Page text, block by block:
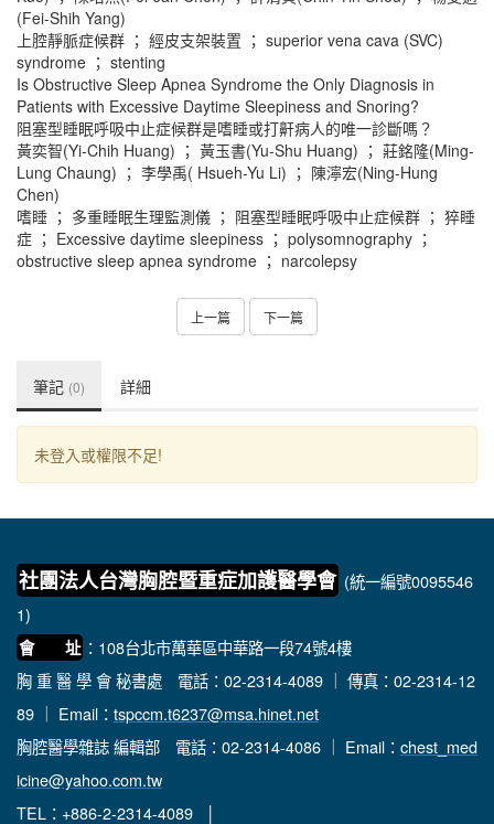
(Fei-Shih Yang)
上腔靜脈症候群 ； 經皮支架裝置 ； superior vena cava (SVC)
syndrome ； stenting
Is Obstructive Sleep Apnea Syndrome the Only Diagnosis in
Patients with Excessive Daytime Sleepiness and Snoring?
阻塞型睡眠呼吸中止症候群是嗜睡或打鼾病人的唯一診斷嗎？
黃奕智(Yi-Chih Huang) ； 黃玉書(Yu-Shu Huang) ； 莊銘隆(Ming-
Lung Chaung) ； 李學禹( Hsueh-Yu Li) ； 陳濘宏(Ning-Hung
Chen)
嗜睡 ； 多重睡眠生理監測儀 ； 阻塞型睡眠呼吸中止症候群 ； 猝睡
症 ； Excessive daytime sleepiness ； polysomnography ；
obstructive sleep apnea syndrome ； narcolepsy
上一篇 下一篇
筆記 (0) 詳細
未登入或權限不足!
社團法人台灣胸腔暨重症加護醫學會 (統一編號0095546
1)
會 址 ：108台北市萬華區中華路一段74號4樓
胸 重 醫 學 會 秘書處 電話：02-2314-4089 ｜ 傳真：02-2314-12
89 ｜ Email： tspccm.t6237@msa.hinet.net
胸腔醫學雜誌 編輯部 電話：02-2314-4086 ｜ Email： chest_med
icine@yahoo.com.tw
TEL：+886-2-2314-4089 │